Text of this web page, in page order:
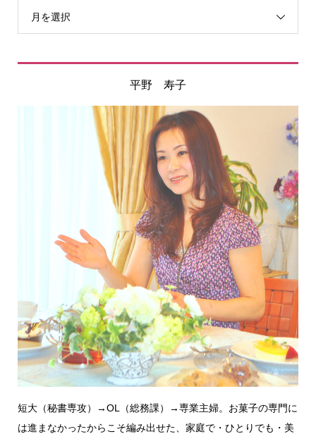
月を選択
平野 寿子
短大（秘書専攻）→OL（総務課）→専業主婦。お菓子の専門に
は進まなかったからこそ編み出せた、家庭で・ひとりでも・美